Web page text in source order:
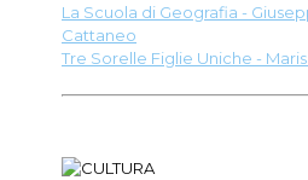
La Scuola di Geografia -
Cattaneo
Tre Sorelle Figlie Uniche -